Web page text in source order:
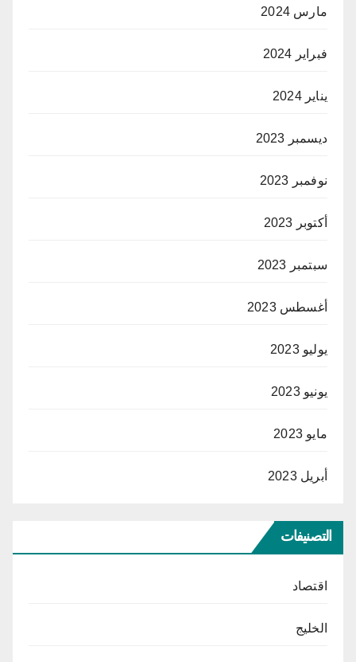
مارس 2024
فبراير 2024
يناير 2024
ديسمبر 2023
نوفمبر 2023
أكتوبر 2023
سبتمبر 2023
أغسطس 2023
يوليو 2023
يونيو 2023
مايو 2023
أبريل 2023
التصنيفات
اقتصاد
الخليج